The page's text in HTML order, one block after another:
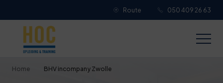
Route 050 409 26 63
Home BHV incompany Zwolle
Je overall waardering
Titel van je beoordeling